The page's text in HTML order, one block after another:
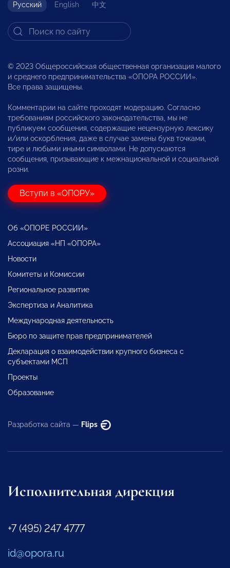
Русский English 中文
© 2023 Общероссийская общественная организация малого
и среднего предпринимательства «ОПОРА РОССИИ».
Все права защищены.
Комментарии на сайте проходят модерацию. Согласно
требованиям российского законодательства, мы не
публикуем сообщения, содержащие нецензурную лексику
и/или оскорбления, даже в случае замены букв точками,
тире и любыми иными символами. Не допускаются
сообщения, призывающие к межнациональной и социальной
розни.
Вступи в «ОПОРУ»
Об «ОПОРЕ РОССИИ»
Ассоциация «НП «ОПОРА»
Новости
Комитеты и Комиссии
Региональное развитие
Экспертиза и Аналитика
Международная деятельность
Бюро по защите прав предпринимателей
Декларация о взаимодействии крупного бизнеса с
субъектами МСП
Проекты
Образование
Разработка сайта — Flips
Исполнительная дирекция
+7 (495) 247 4777
id@opora.ru